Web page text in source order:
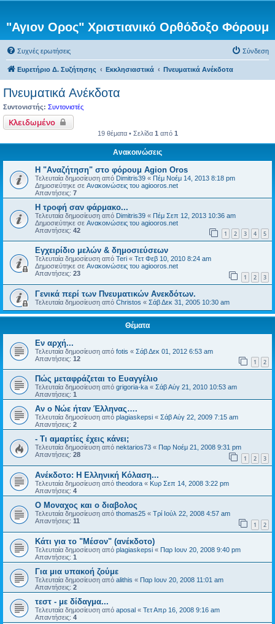
"Αγιον Ορος" Χριστιανικό Ορθόδοξο Φόρουμ
Συχνές ερωτήσεις Σύνδεση
Ευρετήριο Δ. Συζήτησης Εκκλησιαστικά Πνευματικά Ανέκδοτα
Πνευματικά Ανέκδοτα
Συντονιστής: Συντονιστές
Κλειδωμένο
19 θέματα • Σελίδα 1 από 1
Ανακοινώσεις
Η "Αναζήτηση" στο φόρουμ Agion Oros
Τελευταία δημοσίευση από Dimitris39 « Πέμ Νοέμ 14, 2013 8:18 pm
Δημοσιεύτηκε σε Ανακοινώσεις του agiooros.net
Απαντήσεις: 7
H τροφή σαν φάρμακο...
Τελευταία δημοσίευση από Dimitris39 « Πέμ Σεπ 12, 2013 10:36 am
Δημοσιεύτηκε σε Ανακοινώσεις του agiooros.net
Απαντήσεις: 42 1 2 3 4 5
Εγχειρίδιο μελών & δημοσιεύσεων
Τελευταία δημοσίευση από Teri « Τετ Φεβ 10, 2010 8:24 am
Δημοσιεύτηκε σε Ανακοινώσεις του agiooros.net
Απαντήσεις: 23 1 2 3
Γενικά περί των Πνευματικών Ανεκδότων.
Τελευταία δημοσίευση από Christos « Σάβ Δεκ 31, 2005 10:30 am
Θέματα
Εν αρχή...
Τελευταία δημοσίευση από fotis « Σάβ Δεκ 01, 2012 6:53 am
Απαντήσεις: 12 1 2
Πώς μεταφράζεται το Ευαγγέλιο
Τελευταία δημοσίευση από grigoria-ka « Σάβ Αύγ 21, 2010 10:53 am
Απαντήσεις: 1
Aν ο Νώε ήταν Έλληνας….
Τελευταία δημοσίευση από plagiaskepsi « Σάβ Αύγ 22, 2009 7:15 am
Απαντήσεις: 2
- Τι αμαρτίες έχεις κάνει;
Τελευταία δημοσίευση από nektarios73 « Παρ Νοέμ 21, 2008 9:31 pm
Απαντήσεις: 28 1 2 3
Ανέκδοτο: Η Ελληνική Κόλαση...
Τελευταία δημοσίευση από theodora « Κυρ Σεπ 14, 2008 3:22 pm
Απαντήσεις: 4
Ο Μοναχος και ο διαβολος
Τελευταία δημοσίευση από thomas25 « Τρί Ιούλ 22, 2008 4:57 am
Απαντήσεις: 11 1 2
Κάτι για το "Μέσον" (ανέκδοτο)
Τελευταία δημοσίευση από plagiaskepsi « Παρ Ιουν 20, 2008 9:40 pm
Απαντήσεις: 1
Για μια υπακοή ζούμε
Τελευταία δημοσίευση από alithis « Παρ Ιουν 20, 2008 11:01 am
Απαντήσεις: 2
τεστ - με δίδαγμα...
Τελευταία δημοσίευση από aposal « Τετ Απρ 16, 2008 9:16 am
Απαντήσεις: 4